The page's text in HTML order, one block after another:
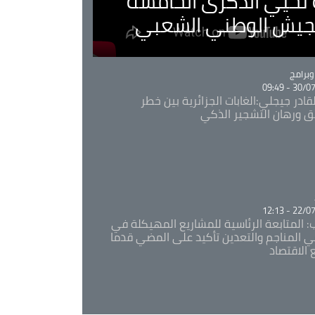
الوطني الشعبي
30/07/
جيجلي:الغابات الجزائرية بين خطر
ورهان التشجير الذكي
22/07/
المتابعة الرئاسية للمشاريع المهيكلة في
المناجم والتعدين تأكيد على المضي قدما
الاقتصاد